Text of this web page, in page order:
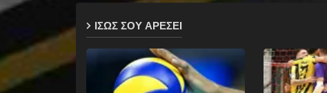
ΙΣΩΣ ΣΟΥ ΑΡΕΣΕΙ